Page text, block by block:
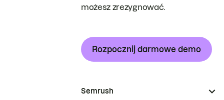
możesz zrezygnować.
Rozpocznij darmowe demo
Semrush